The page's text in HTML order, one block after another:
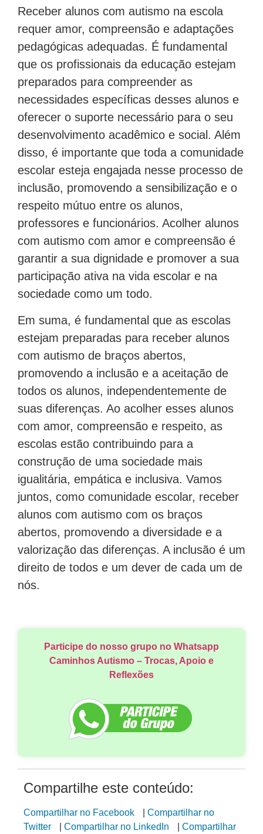
Receber alunos com autismo na escola
requer amor, compreensão e adaptações
pedagógicas adequadas. É fundamental
que os profissionais da educação estejam
preparados para compreender as
necessidades específicas desses alunos e
oferecer o suporte necessário para o seu
desenvolvimento acadêmico e social. Além
disso, é importante que toda a comunidade
escolar esteja engajada nesse processo de
inclusão, promovendo a sensibilização e o
respeito mútuo entre os alunos,
professores e funcionários. Acolher alunos
com autismo com amor e compreensão é
garantir a sua dignidade e promover a sua
participação ativa na vida escolar e na
sociedade como um todo.
Em suma, é fundamental que as escolas
estejam preparadas para receber alunos
com autismo de braços abertos,
promovendo a inclusão e a aceitação de
todos os alunos, independentemente de
suas diferenças. Ao acolher esses alunos
com amor, compreensão e respeito, as
escolas estão contribuindo para a
construção de uma sociedade mais
igualitária, empática e inclusiva. Vamos
juntos, como comunidade escolar, receber
alunos com autismo com os braços
abertos, promovendo a diversidade e a
valorização das diferenças. A inclusão é um
direito de todos e um dever de cada um de
nós.
Participe do nosso grupo no Whatsapp
Caminhos Autismo – Trocas, Apoio e
Reflexões
Compartilhe este conteúdo:
Compartilhar no Facebook
Compartilhar no
Twitter
Compartilhar no LinkedIn
Compartilhar